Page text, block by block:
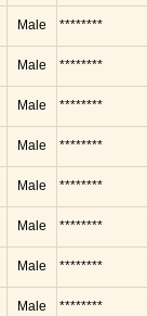
Male ********
Male ********
Male ********
Male ********
Male ********
Male ********
Male ********
Male ********